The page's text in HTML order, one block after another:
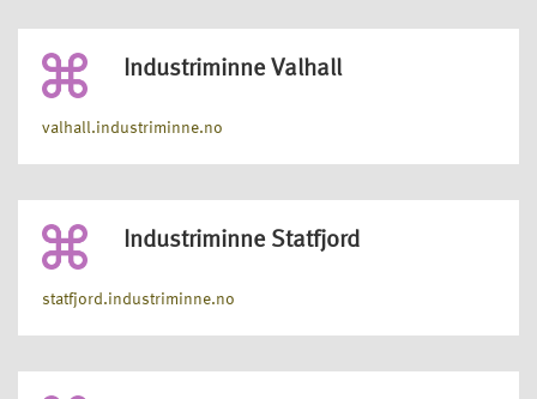
Industriminne Valhall
valhall.industriminne.no
Industriminne Statfjord
statfjord.industriminne.no